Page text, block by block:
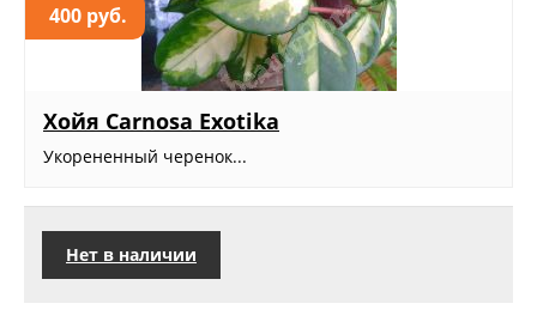
400 руб.
Хойя Carnosa Exotika
Укорененный черенок...
Нет в наличии